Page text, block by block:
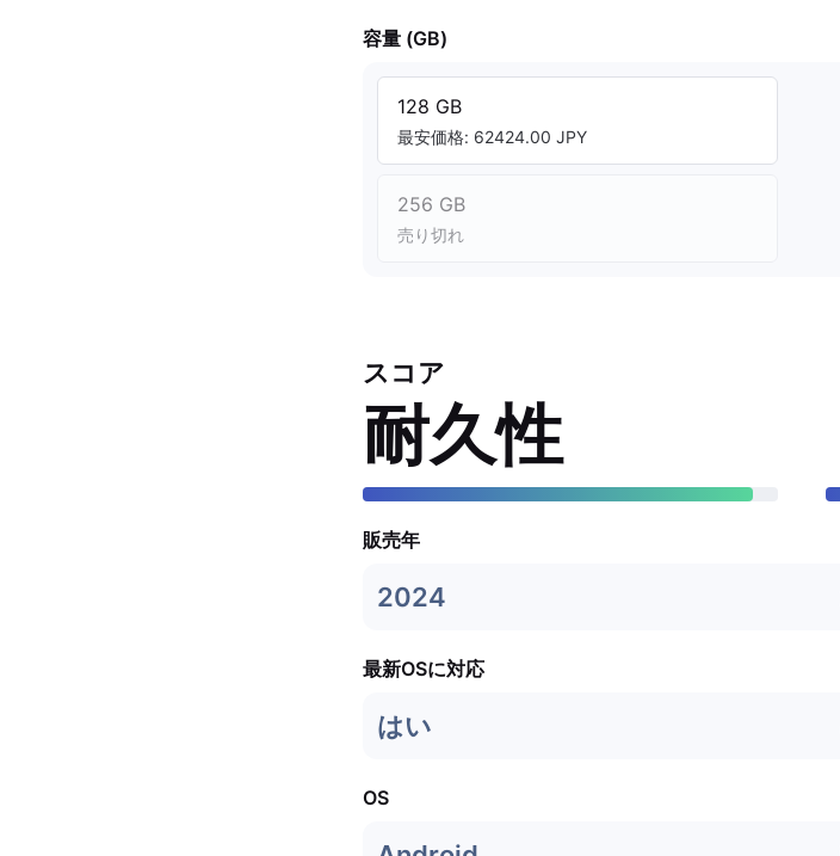
容量 (GB)
128 GB
最安価格: 62424.00 JPY
256 GB
売り切れ
スコア
耐久性
販売年
2024
最新OSに対応
はい
OS